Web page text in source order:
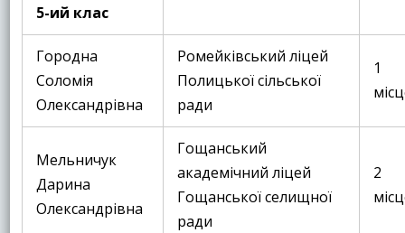
5-ий клас
Городна
Соломія
Олександрівна
Ромейківський ліцей
Полицької сільської
ради
1
Мельничук
Дарина
Олександрівна
Гощанський
академічний ліцей
Гощанської селищної
ради
2